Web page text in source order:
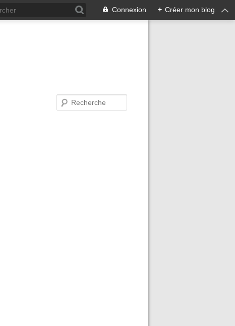
Connexion + Créer mon blog